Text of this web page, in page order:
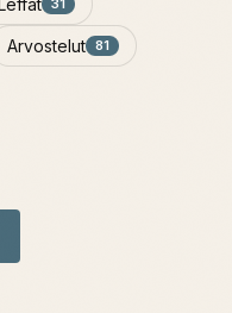
31
Arvostelut 81